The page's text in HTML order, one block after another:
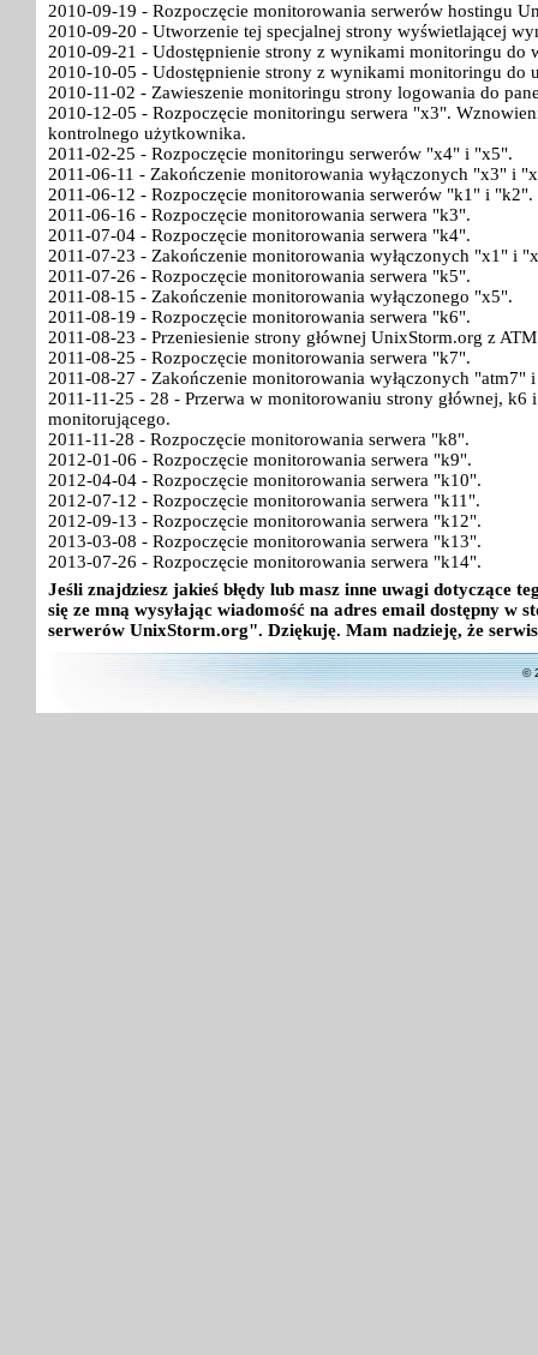
2010-09-19 - Rozpoczęcie monitorowania serwerów hostingu
2010-09-20 - Utworzenie tej specjalnej strony wyświetlającej
2010-09-21 - Udostępnienie strony z wynikami monitoringu do
2010-10-05 - Udostępnienie strony z wynikami monitoringu do
2010-11-02 - Zawieszenie monitoringu strony logowania do
2010-12-05 - Rozpoczęcie monitoringu serwera "x3".
kontrolnego użytkownika.
2011-02-25 - Rozpoczęcie monitoringu serwerów "x4" i "x5".
2011-06-11 - Zakończenie monitorowania wyłączonych "x3" i
2011-06-12 - Rozpoczęcie monitorowania serwerów "k1" i "k2".
2011-06-16 - Rozpoczęcie monitorowania serwera "k3".
2011-07-04 - Rozpoczęcie monitorowania serwera "k4".
2011-07-23 - Zakończenie monitorowania wyłączonych "x1" i
2011-07-26 - Rozpoczęcie monitorowania serwera "k5".
2011-08-15 - Zakończenie monitorowania wyłączonego "x5".
2011-08-19 - Rozpoczęcie monitorowania serwera "k6".
2011-08-23 - Przeniesienie strony głównej UnixStorm.org z
2011-08-25 - Rozpoczęcie monitorowania serwera "k7".
2011-08-27 - Zakończenie monitorowania wyłączonych "atm7"
2011-11-25 - 28 - Przerwa w monitorowaniu strony głównej, k6
monitorującego.
2011-11-28 - Rozpoczęcie monitorowania serwera "k8".
2012-01-06 - Rozpoczęcie monitorowania serwera "k9".
2012-04-04 - Rozpoczęcie monitorowania serwera "k10".
2012-07-12 - Rozpoczęcie monitorowania serwera "k11".
2012-09-13 - Rozpoczęcie monitorowania serwera "k12".
2013-03-08 - Rozpoczęcie monitorowania serwera "k13".
2013-07-26 - Rozpoczęcie monitorowania serwera "k14".
Jeśli znajdziesz jakieś błędy lub masz inne uwagi dotyczące
się ze mną wysyłając wiadomość na adres email dostępny
serwerów UnixStorm.org". Dziękuję. Mam nadzieję, że
©